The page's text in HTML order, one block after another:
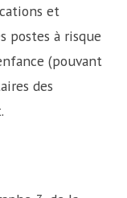
et
postes à risque
(pouvant
des